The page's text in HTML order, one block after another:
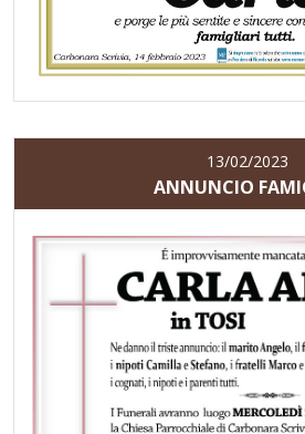
13/02/2023
ANNUNCIO